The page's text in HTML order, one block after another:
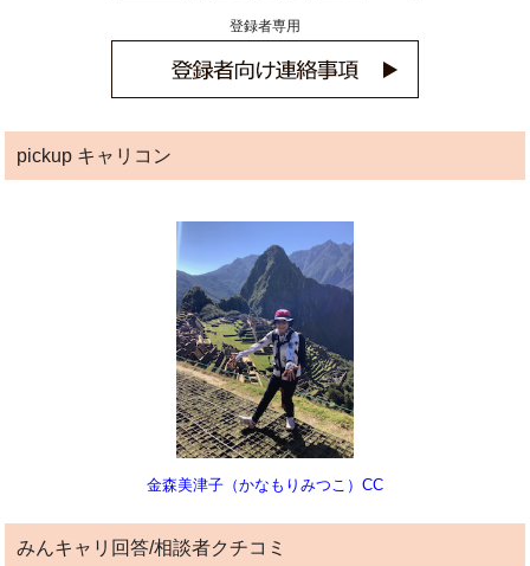
登録者専用
pickup キャリコン
金森美津子（かなもりみつこ）CC
みんキャリ回答/相談者クチコミ